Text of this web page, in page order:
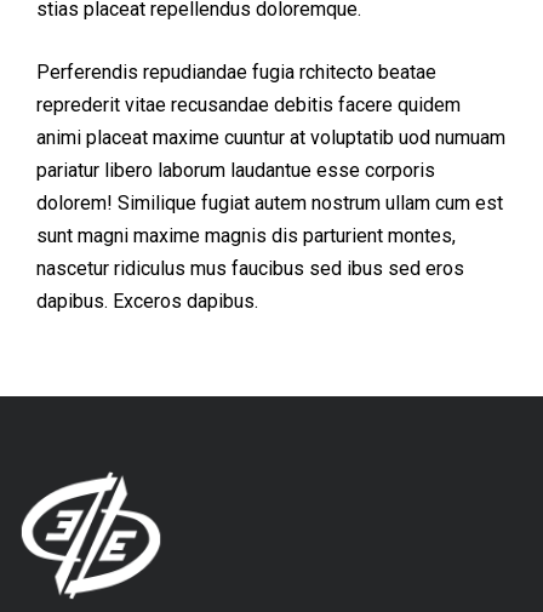
stias placeat repellendus doloremque.
Perferendis repudiandae fugia rchitecto beatae
reprederit vitae recusandae debitis facere quidem
animi placeat maxime cuuntur at voluptatib uod numuam
pariatur libero laborum laudantue esse corporis
dolorem! Similique fugiat autem nostrum ullam cum est
sunt magni maxime magnis dis parturient montes,
nascetur ridiculus mus faucibus sed ibus sed eros
dapibus. Exceros dapibus.